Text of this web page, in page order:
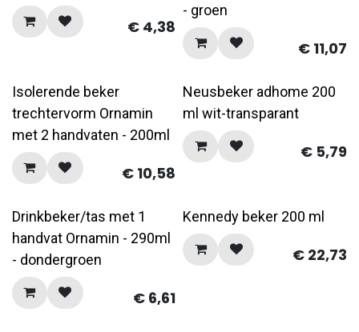
€ 4,38
- groen
€ 11,07
Isolerende beker
trechtervorm Ornamin
met 2 handvaten - 200ml
€ 10,58
Neusbeker adhome 200
ml wit-transparant
€ 5,79
Drinkbeker/tas met 1
handvat Ornamin - 290ml
- dondergroen
€ 6,61
Kennedy beker 200 ml
€ 22,73